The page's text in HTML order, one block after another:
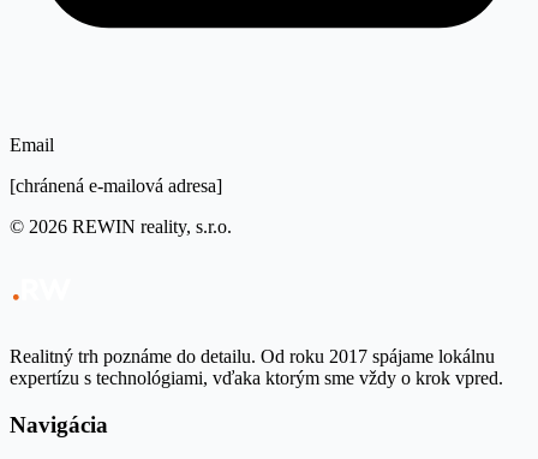
Email
[chránená e-mailová adresa]
© 2026 REWIN reality, s.r.o.
Realitný trh poznáme do detailu. Od roku 2017 spájame lokálnu
expertízu s technológiami, vďaka ktorým sme vždy o krok vpred.
Navigácia